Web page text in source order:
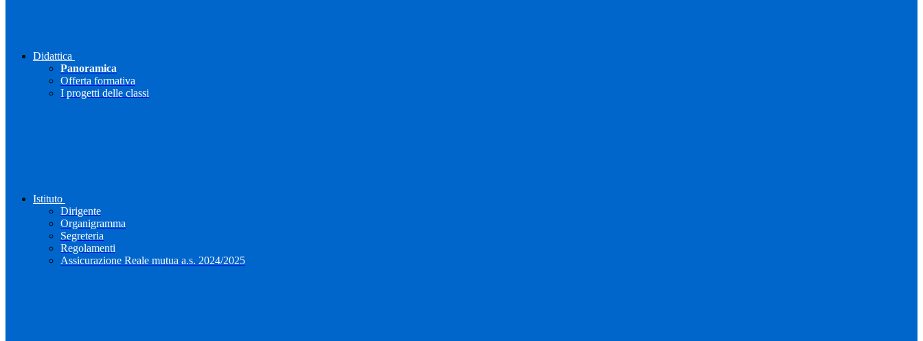
Didattica
Panoramica
Offerta formativa
I progetti delle classi
Istituto
Dirigente
Organigramma
Segreteria
Regolamenti
Assicurazione Reale mutua a.s. 2024/2025